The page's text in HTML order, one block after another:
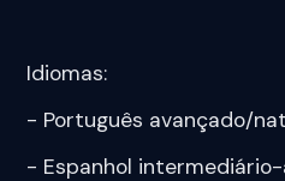
Idiomas:
- Português avançado/
- Espanhol